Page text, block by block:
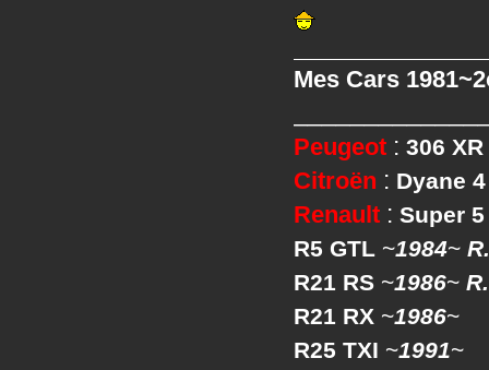
Mes Cars
Peugeot :306 XR
Citroën : Dyane 4
Renault :Super
R5 GTL ~1984~
R21 RS ~1986~
R21 RX ~1986~
R25 TXI ~1991~